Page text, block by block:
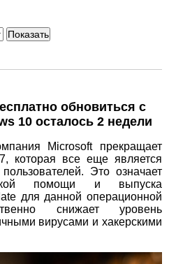
обеспечение
обновиться с
10 осталось 2 недели
Microsoft прекращает
которая все еще является
Это означает
помощи и выпуска
для данной операционной
снижает уровень
вирусами и хакерскими